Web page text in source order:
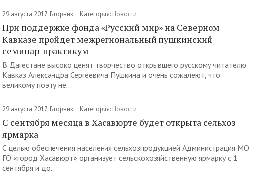
29 августа 2017, Вторник Категория: Новости
При поддержке фонда «Русский мир» на Северном
Кавказе пройдет межрегиональный пушкинский
семинар-практикум
В Дагестане высоко ценят творчество открывшего русскому читателю
Кавказ Александра Сергеевича Пушкина и очень сожалеют, что
великому поэту не...
29 августа 2017, Вторник Категория: Новости
С сентября месяца в Хасавюрте будет открыта сельхоз
ярмарка
С целью обеспечения населения сельхозпродукцией Администрация МО
ГО «город Хасавюрт» организует сельскохозяйственную ярмарку с 1
сентября и до...